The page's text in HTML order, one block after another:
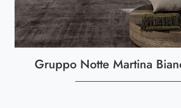
Gruppo Notte Martina